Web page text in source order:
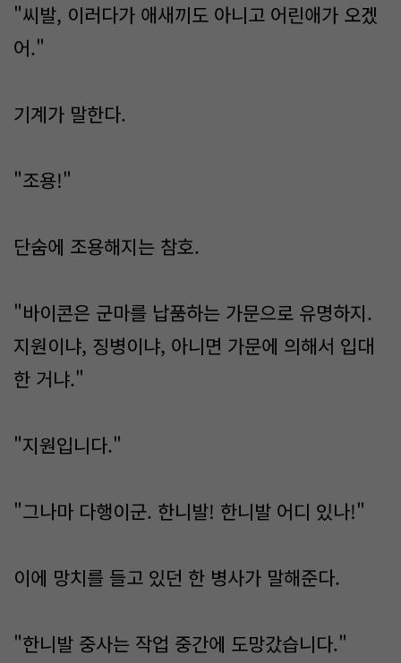
"씨발, 이러다가 애새끼도 아니고 어린애가 오겠
어."
기계가 말한다.
"조용!"
단숨에 조용해지는 참호.
"바이콘은 군마를 납품하는 가문으로 유명하지.
지원이냐, 징병이냐, 아니면 가문에 의해서 입대
한 거냐."
"지원입니다."
"그나마 다행이군. 한니발! 한니발 어디 있나!"
이에 망치를 들고 있던 한 병사가 말해준다.
"한니발 중사는 작업 중간에 도망갔습니다."